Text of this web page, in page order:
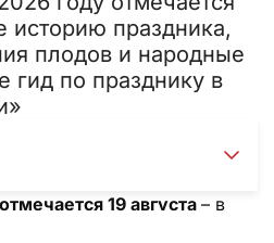
историю праздника,
плодов и народные
гид по празднику в
19 августа– в